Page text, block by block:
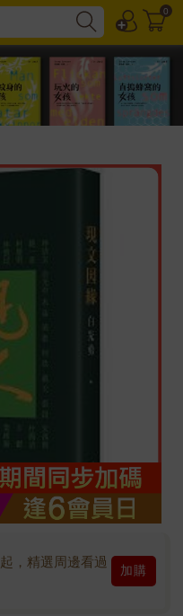
0
，精選周邊看過
加購